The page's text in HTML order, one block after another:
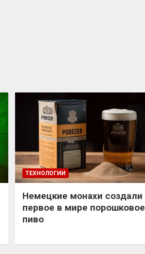
ТЕХНОЛОГИИ
Немецкие монахи создали
первое в мире порошковое
пиво